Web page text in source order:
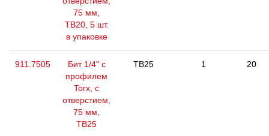
75 мм,
ТВ20, 5 шт.
в упаковке
911.7505
Бит 1/4" с
профилем
Torx, с
отверстием,
75 мм,
ТВ25
TB25 1 20